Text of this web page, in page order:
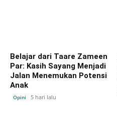
Belajar dari Taare Zameen
Par: Kasih Sayang Menjadi
Jalan Menemukan Potensi
Anak
Opini 5 hari lalu